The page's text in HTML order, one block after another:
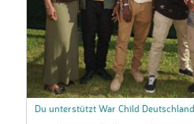
Du unterstützt War Child Deutschland